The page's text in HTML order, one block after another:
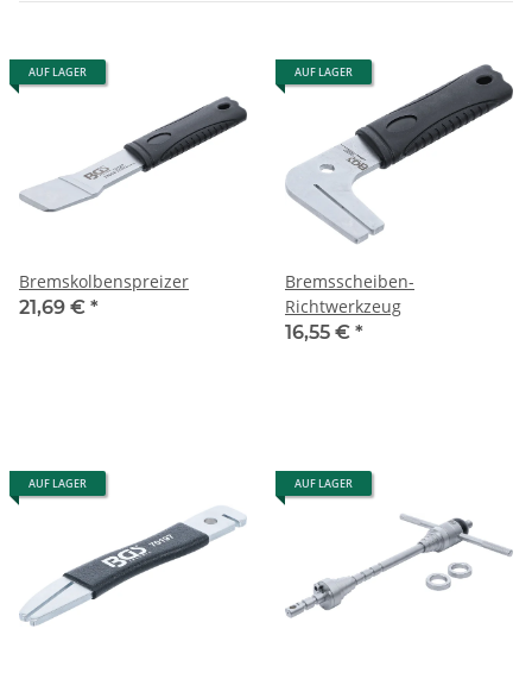
AUF LAGER
Bremskolbenspreizer
21,69 € *
AUF LAGER
Bremsscheiben-
Richtwerkzeug
16,55 € *
AUF LAGER AUF LAGER